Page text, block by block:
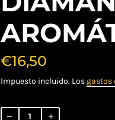
€16,50
Impuesto incluido. Los gastos